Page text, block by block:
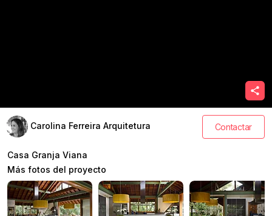
Carolina Ferreira Arquitetura Contactar
Casa Granja Viana
Más fotos del proyecto